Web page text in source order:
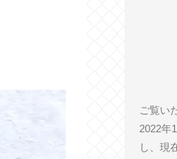
ご覧い
2022年
し、現